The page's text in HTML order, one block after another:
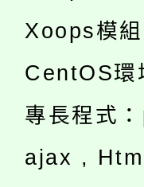
Xoops模
CentOS環
專長程式
ajax ,